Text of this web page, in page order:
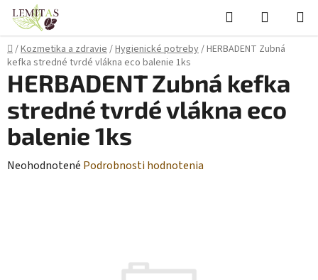
Prejsť
obsah
Hľadať
KOŠÍK
Domov
/Kozmetika a zdravie/Hygienické potreby/HERBADENT Zubná
kefka stredné tvrdé vlákna eco balenie 1ks
HERBADENT Zubná kefka
stredné tvrdé vlákna eco
balenie 1ks
Priemerné
Neohodnotené Podrobnosti hodnotenia